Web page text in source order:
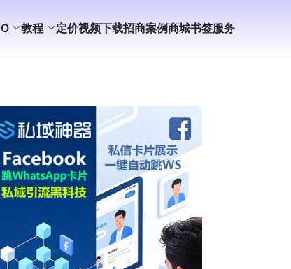
教程 定价视频下载招商案例商城书签服务